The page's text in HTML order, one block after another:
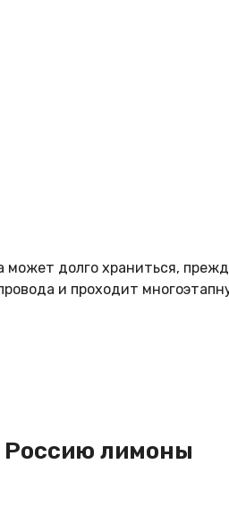
долго храниться,
и проходит
Россию лимоны